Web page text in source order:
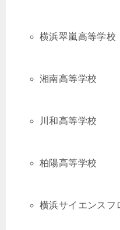
横浜翠嵐高等学校
湘南高等学校
川和高等学校
柏陽高等学校
横浜サイエンスフ